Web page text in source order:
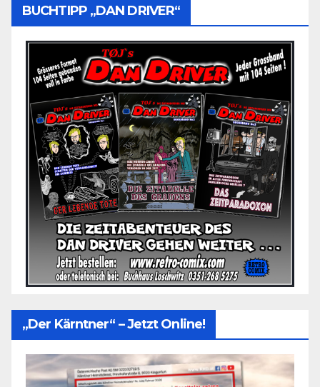
BUCHTIPP „DAN DRIVER“
„Der Kärntner“ – Jetzt Online!